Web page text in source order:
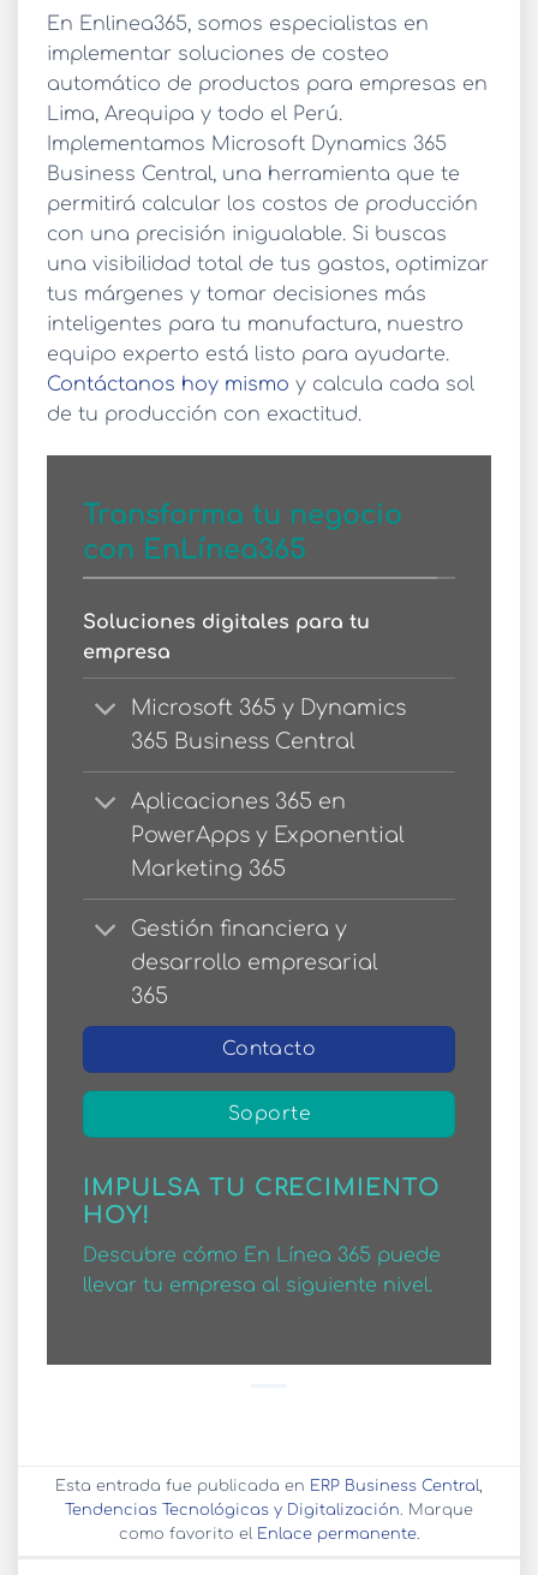
En Enlinea365, somos especialistas en
implementar soluciones de costeo
automático de productos para empresas en
Lima, Arequipa y todo el Perú.
Implementamos Microsoft Dynamics 365
Business Central, una herramienta que te
permitirá calcular los costos de producción
con una precisión inigualable. Si buscas
una visibilidad total de tus gastos, optimizar
tus márgenes y tomar decisiones más
inteligentes para tu manufactura, nuestro
equipo experto está listo para ayudarte.
Contáctanos hoy mismo y calcula cada sol
de tu producción con exactitud.
Transforma tu negocio
con EnLínea365
Soluciones digitales para tu
empresa
Microsoft 365 y Dynamics
365 Business Central
Aplicaciones 365 en
PowerApps y Exponential
Marketing 365
Gestión financiera y
desarrollo empresarial
365
Contacto
Soporte
IMPULSA TU CRECIMIENTO
HOY!
Descubre cómo En Línea 365 puede
llevar tu empresa al siguiente nivel.
Esta entrada fue publicada en ERP Business Central,
Tendencias Tecnológicas y Digitalización. Marque
como favorito el Enlace permanente.